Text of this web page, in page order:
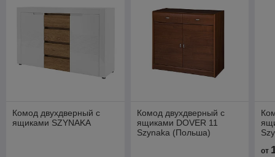
Комод двухдверный с
ящиками SZYNAKA
Комод двухдверный с
ящиками DOVER 11
Szynaka (Польша)
от